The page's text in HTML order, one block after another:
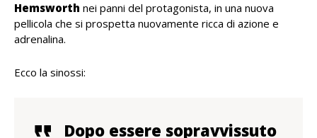
Hemsworth nei panni del protagonista, in una nuova
pellicola che si prospetta nuovamente ricca di azione e
adrenalina.
Ecco la sinossi:
Dopo essere sopravvissuto